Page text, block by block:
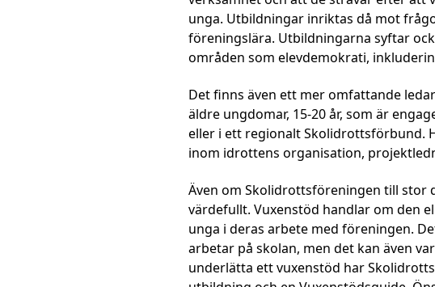
unga. Utbildningar inriktas då mot
föreningslära. Utbildningarna syftar
områden som elevdemokrati,
Det finns även ett mer omfattande
äldre ungdomar, 15-20 år, som är
eller i ett regionalt Skolidrottsförbund.
inom idrottens organisation,
Även om Skolidrottsföreningen till stor
värdefullt. Vuxenstöd handlar om den
unga i deras arbete med föreningen.
arbetar på skolan, men det kan även
underlätta ett vuxenstöd har